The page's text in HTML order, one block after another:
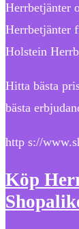
Herrbetjänter
Herrbetjänter
Holstein
Hitta bästa
bästa
http s://
Köp